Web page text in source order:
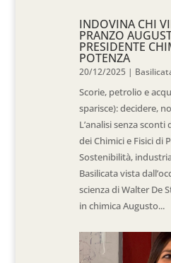
INDOVINA CHI
PRANZO
PRESIDENTE
POTENZA
20/12/2025 |
Scorie, petrolio e
sparisce): decidere,
L’analisi senza
dei Chimici e Fisici di
Sostenibilità,
Basilicata vista
scienza di Walter De
in chimica Augusto...